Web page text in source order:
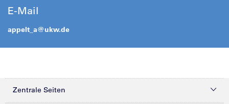
E-Mail
appelt_a@ukw.de
Zentrale Seiten